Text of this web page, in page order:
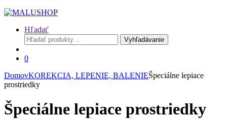
Hľadať
Hľadať:
Vyhľadávanie
0
DomovKOREKCIA, LEPENIE, BALENIEŠpeciálne lepiace
prostriedky
Špeciálne lepiace prostriedky